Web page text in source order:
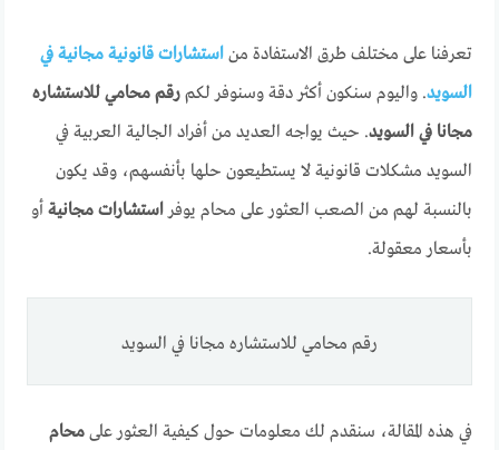
تعرفنا على مختلف طرق الاستفادة من استشارات قانونية مجانية في
السويد. واليوم سنكون أكثر دقة وسنوفر لكمرقم محامي للاستشاره
مجانا في السويد. حيث يواجه العديد من أفراد الجالية العربية في
السويد مشكلات قانونية لا يستطيعون حلها بأنفسهم، وقد يكون
بالنسبة لهم من الصعب العثور على محام يوفر استشارات مجانية أو
بأسعار معقولة.
رقم محامي للاستشاره مجانا في السويد
في هذه المقالة، سنقدم لك معلومات حول كيفية العثور علىمحام